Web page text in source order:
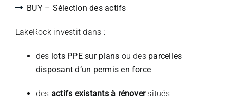
BUY – Sélection des actifs
LakeRock investit dans :
des lots PPE sur plans ou des parcelles
disposant d’un permis en force
des actifs existants à rénover situés